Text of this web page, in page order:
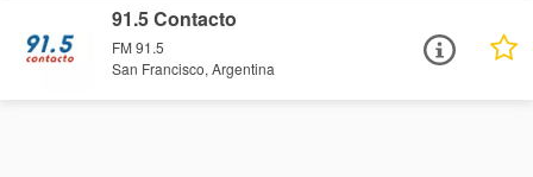
91.5 Contacto
FM 91.5
San Francisco, Argentina